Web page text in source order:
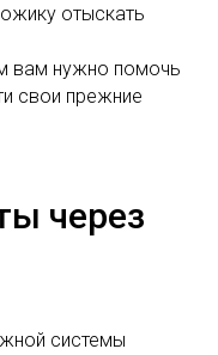
отыскать
вам нужно помочь
свои прежние
через
системы